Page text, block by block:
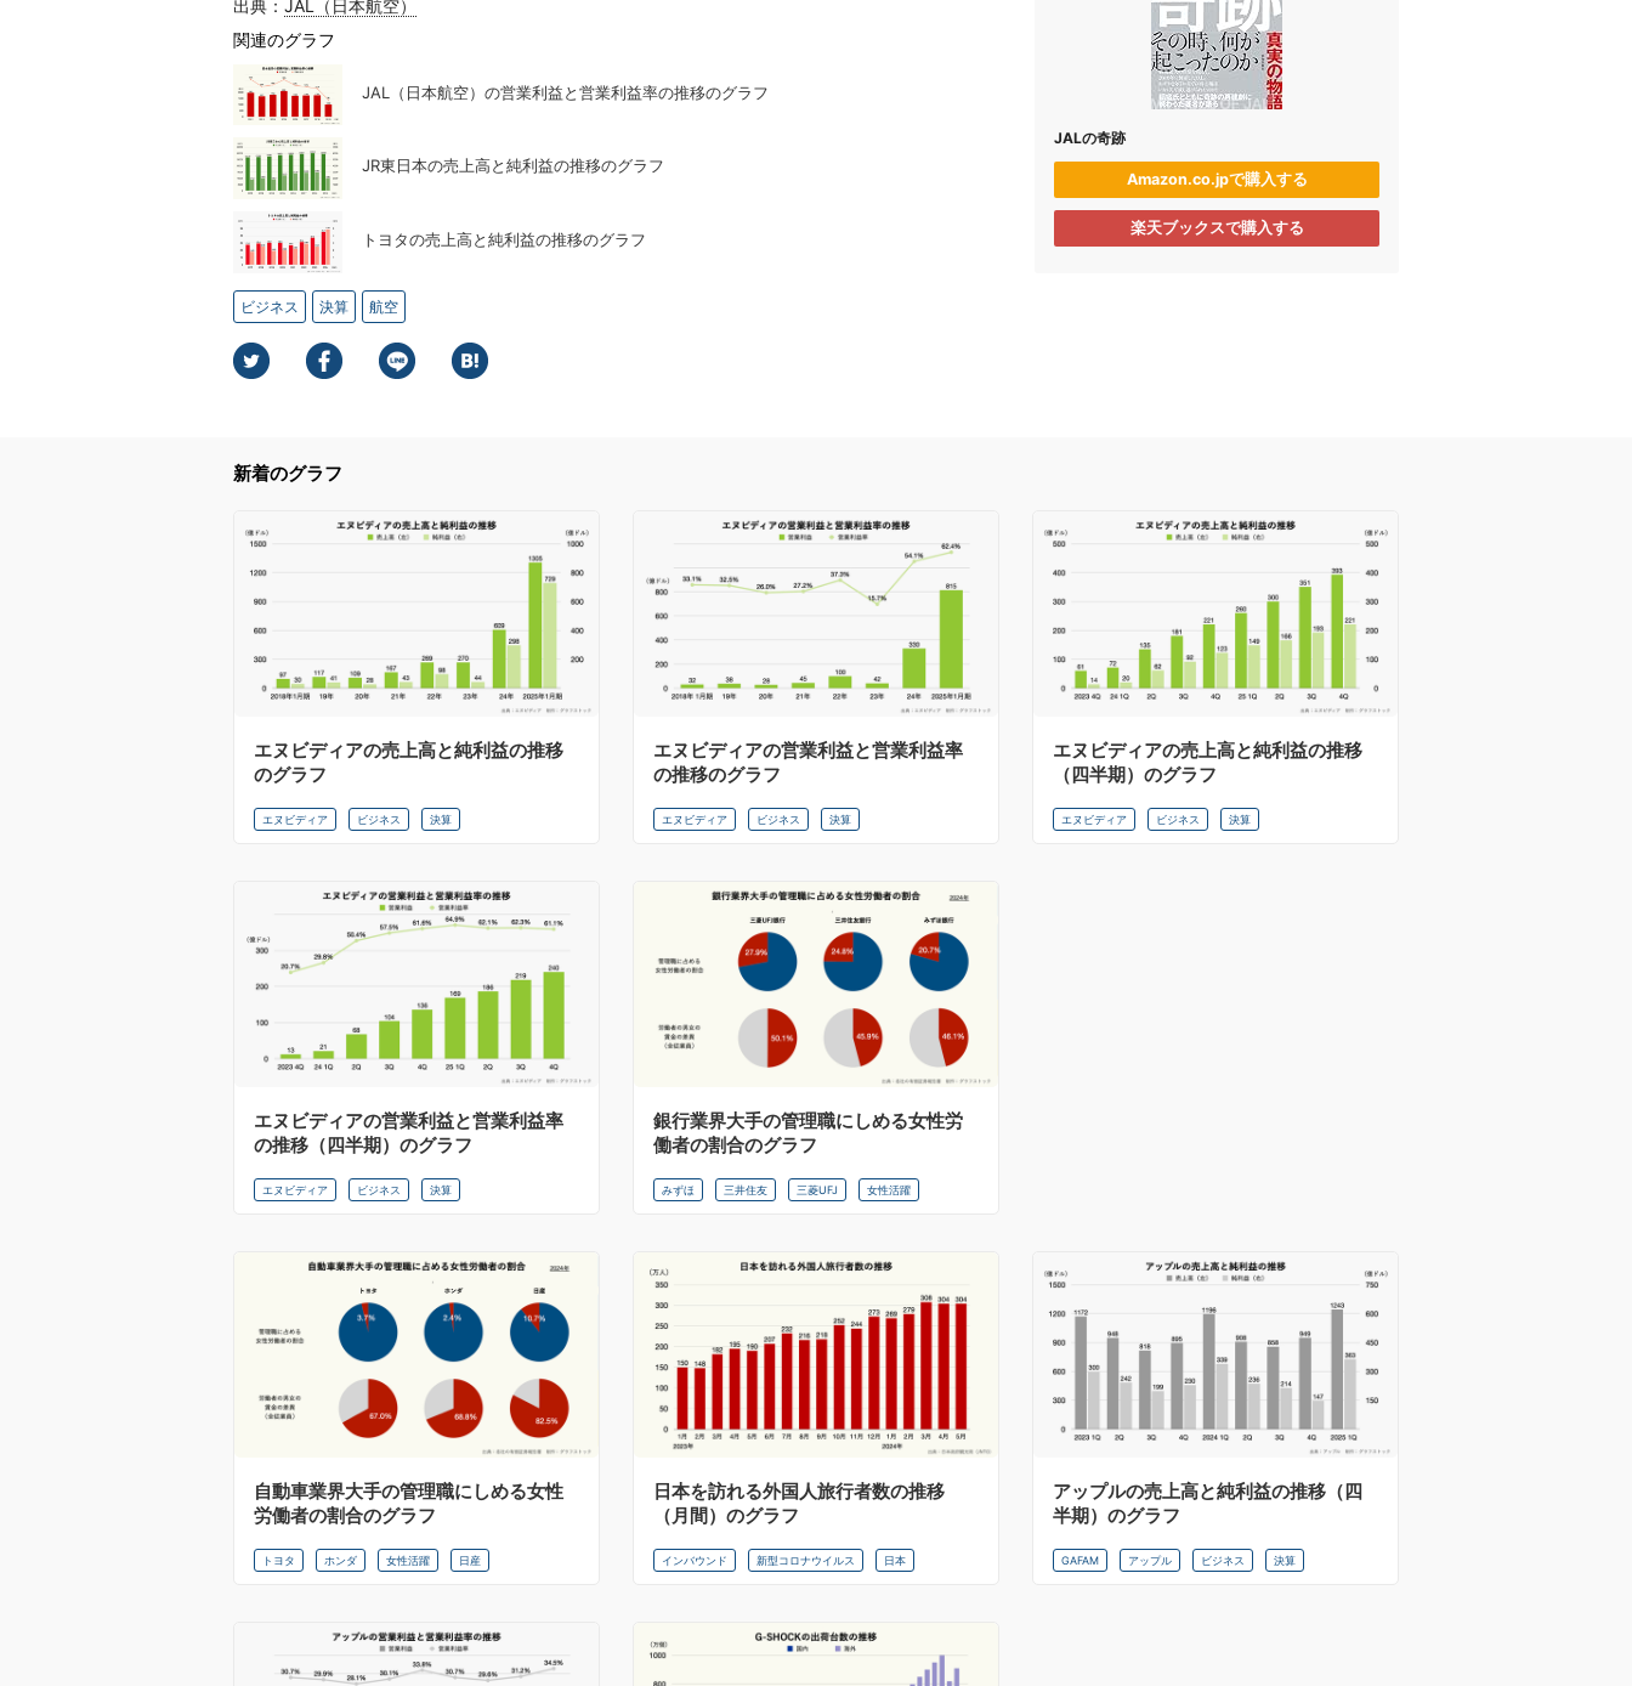
出典： JAL（日本航空）
関連のグラフ
JAL（日本航空）の営業利益と営業利益率の推移のグラフ
JR東日本の売上高と純利益の推移のグラフ
トヨタの売上高と純利益の推移のグラフ
ビジネス 決算 航空
JALの奇跡
Amazon.co.jpで購入する
楽天ブックスで購入する
新着のグラフ
エヌビディアの売上高と純利益の推移
のグラフ
エヌビディア ビジネス 決算
エヌビディアの営業利益と営業利益率
の推移のグラフ
エヌビディア ビジネス 決算
エヌビディアの売上高と純利益の推移
（四半期）のグラフ
エヌビディア ビジネス 決算
エヌビディアの営業利益と営業利益率
の推移（四半期）のグラフ
エヌビディア ビジネス 決算
銀行業界大手の管理職にしめる女性労
働者の割合のグラフ
みずほ 三井住友 三菱UFJ 女性活躍
自動車業界大手の管理職にしめる女性
労働者の割合のグラフ
トヨタ ホンダ 女性活躍 日産
日本を訪れる外国人旅行者数の推移
（月間）のグラフ
インバウンド 新型コロナウイルス 日本
アップルの売上高と純利益の推移（四
半期）のグラフ
GAFAM アップル ビジネス 決算